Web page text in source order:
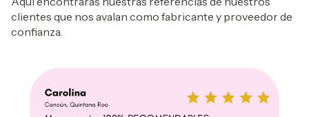
clientes que nos avalan como fabricante y proveedor de
confianza.